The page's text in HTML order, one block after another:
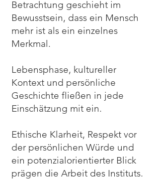
Betrachtung geschieht im
Bewusstsein, dass ein Mensch
mehr ist als ein einzelnes
Merkmal.
Lebensphase, kultureller
Kontext und persönliche
Geschichte fließen in jede
Einschätzung mit ein.
Ethische Klarheit, Respekt vor
der persönlichen Würde und
ein potenzialorientierter Blick
prägen die Arbeit des Instituts.